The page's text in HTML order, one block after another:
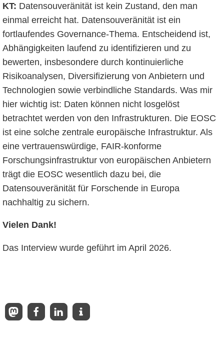
KT: Datensouveränität ist kein Zustand, den man
einmal erreicht hat. Datensouveränität ist ein
fortlaufendes Governance-Thema. Entscheidend ist,
Abhängigkeiten laufend zu identifizieren und zu
bewerten, insbesondere durch kontinuierliche
Risikoanalysen, Diversifizierung von Anbietern und
Technologien sowie verbindliche Standards. Was mir
hier wichtig ist: Daten können nicht losgelöst
betrachtet werden von den Infrastrukturen. Die EOSC
ist eine solche zentrale europäische Infrastruktur. Als
eine vertrauenswürdige, FAIR-konforme
Forschungsinfrastruktur von europäischen Anbietern
trägt die EOSC wesentlich dazu bei, die
Datensouveränität für Forschende in Europa
nachhaltig zu sichern.
Vielen Dank!
Das Interview wurde geführt im April 2026.